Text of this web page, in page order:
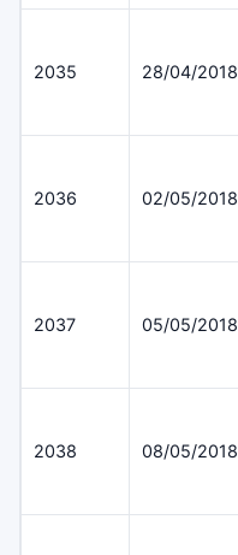
2035 28/04/2018
2036 02/05/2018
2037 05/05/2018
2038 08/05/2018